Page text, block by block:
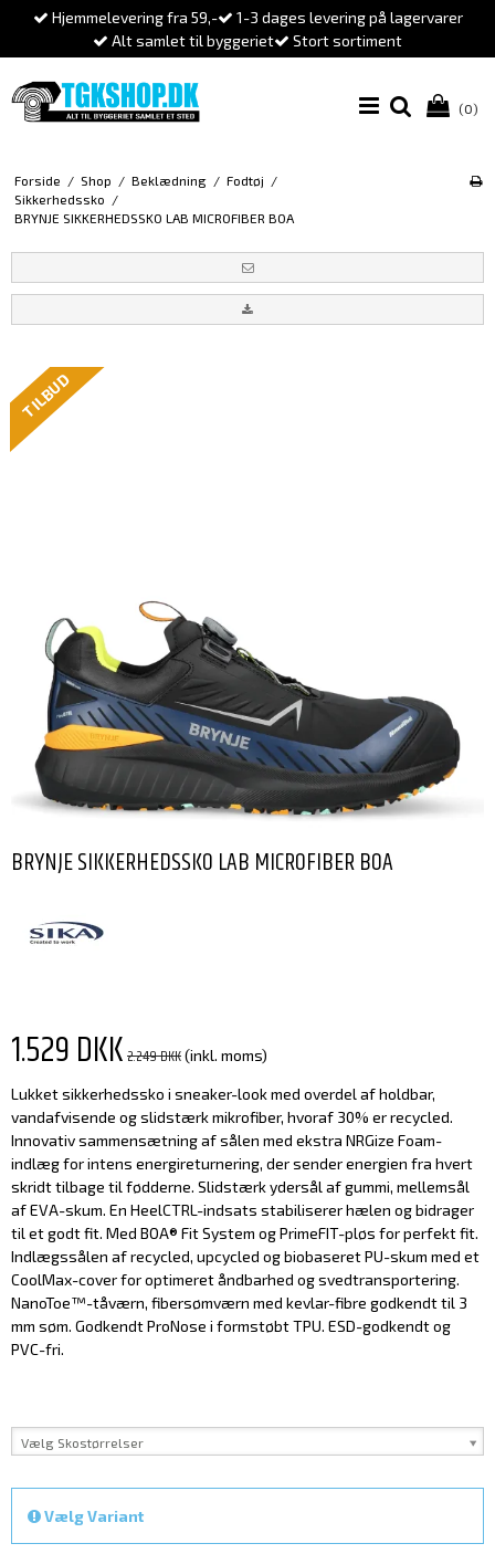
Hjemmelevering fra 59,-
1-3 dages levering på lagervarer
Alt samlet til byggeriet
Stort sortiment
(0)
Forside / Shop / Beklædning / Fodtøj /
Sikkerhedssko /
BRYNJE SIKKERHEDSSKO LAB MICROFIBER BOA
TILBUD
BRYNJE SIKKERHEDSSKO LAB MICROFIBER BOA
1.529 DKK2.249 DKK(inkl. moms)
Lukket sikkerhedssko i sneaker-look med overdel af holdbar,
vandafvisende og slidstærk mikrofiber, hvoraf 30% er recycled.
Innovativ sammensætning af sålen med ekstra NRGize Foam-
indlæg for intens energireturnering, der sender energien fra hvert
skridt tilbage til fødderne. Slidstærk ydersål af gummi, mellemsål
af EVA-skum. En HeelCTRL-indsats stabiliserer hælen og bidrager
til et godt fit. Med BOA® Fit System og PrimeFIT-pløs for perfekt fit.
Indlægssålen af recycled, upcycled og biobaseret PU-skum med et
CoolMax-cover for optimeret åndbarhed og svedtransportering.
NanoToe™-tåværn, fibersømværn med kevlar-fibre godkendt til 3
mm søm. Godkendt ProNose i formstøbt TPU. ESD-godkendt og
PVC-fri.
Vælg Skostørrelser
Vælg Variant